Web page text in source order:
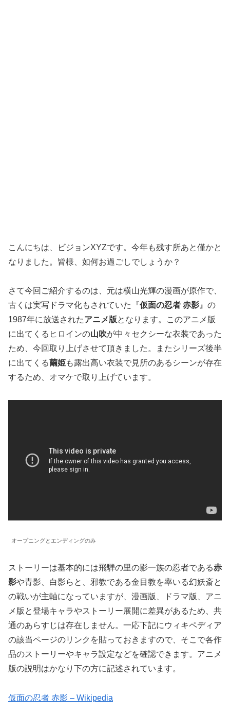
こんにちは、ビジョンXYZです。今年も残す所あと僅かと
なりました。皆様、如何お過ごしでしょうか？
さて今回ご紹介するのは、元は横山光輝の漫画が原作で、
古くは実写ドラマ化もされていた『仮面の忍者 赤影 』の
1987年に放送されたアニメ版となります。このアニメ版
に出てくるヒロインの山吹が中々セクシーな衣装であった
ため、今回取り上げさせて頂きました。またシリーズ後半
に出てくる繭姫も露出高い衣装で見所のあるシーンが存在
するため、オマケで取り上げています。
オープニングとエンディングのみ
ストーリーは基本的には飛騨の里の影一族の忍者である赤
影や青影、白影らと、邪教である金目教を率いる幻妖斎と
の戦いが主軸になっていますが、漫画版、ドラマ版、アニ
メ版と登場キャラやストーリー展開に差異があるため、共
通のあらすじは存在しません。一応下記にウィキペディア
の該当ページのリンクを貼っておきますので、そこで各作
品のストーリーやキャラ設定などを確認できます。アニメ
版の説明はかなり下の方に記述されています。
仮面の忍者 赤影 – Wikipedia